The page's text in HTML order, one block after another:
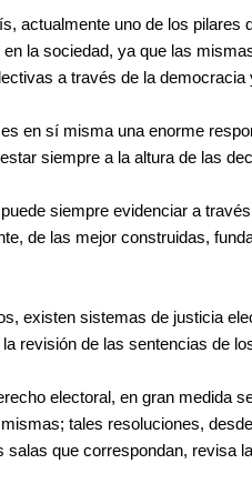
actualmente uno de los
en la sociedad, ya que las
a través de la
en sí misma una enorme
siempre a la altura de las
siempre evidenciar a
de las mejor construidas,
existen sistemas de justicia
revisión de las sentencias de
electoral, en gran medida
tales resoluciones,
salas que correspondan, revisa